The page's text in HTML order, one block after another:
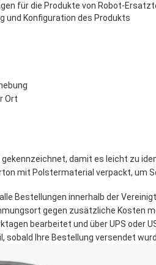
für die Produkte von Robot-
und Konfiguration des Produkts
Ort
damit es leicht zu
mit Polstermaterial verpackt, um
Bestellungen innerhalb der
gegen zusätzliche Kosten
bearbeitet und über UPS oder
sobald Ihre Bestellung versendet